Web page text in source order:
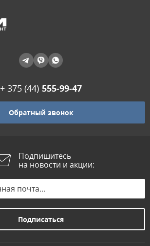
+ 375 (44) 555-99-47
Обратный звонок
Подпишитесь
на новости и акции: